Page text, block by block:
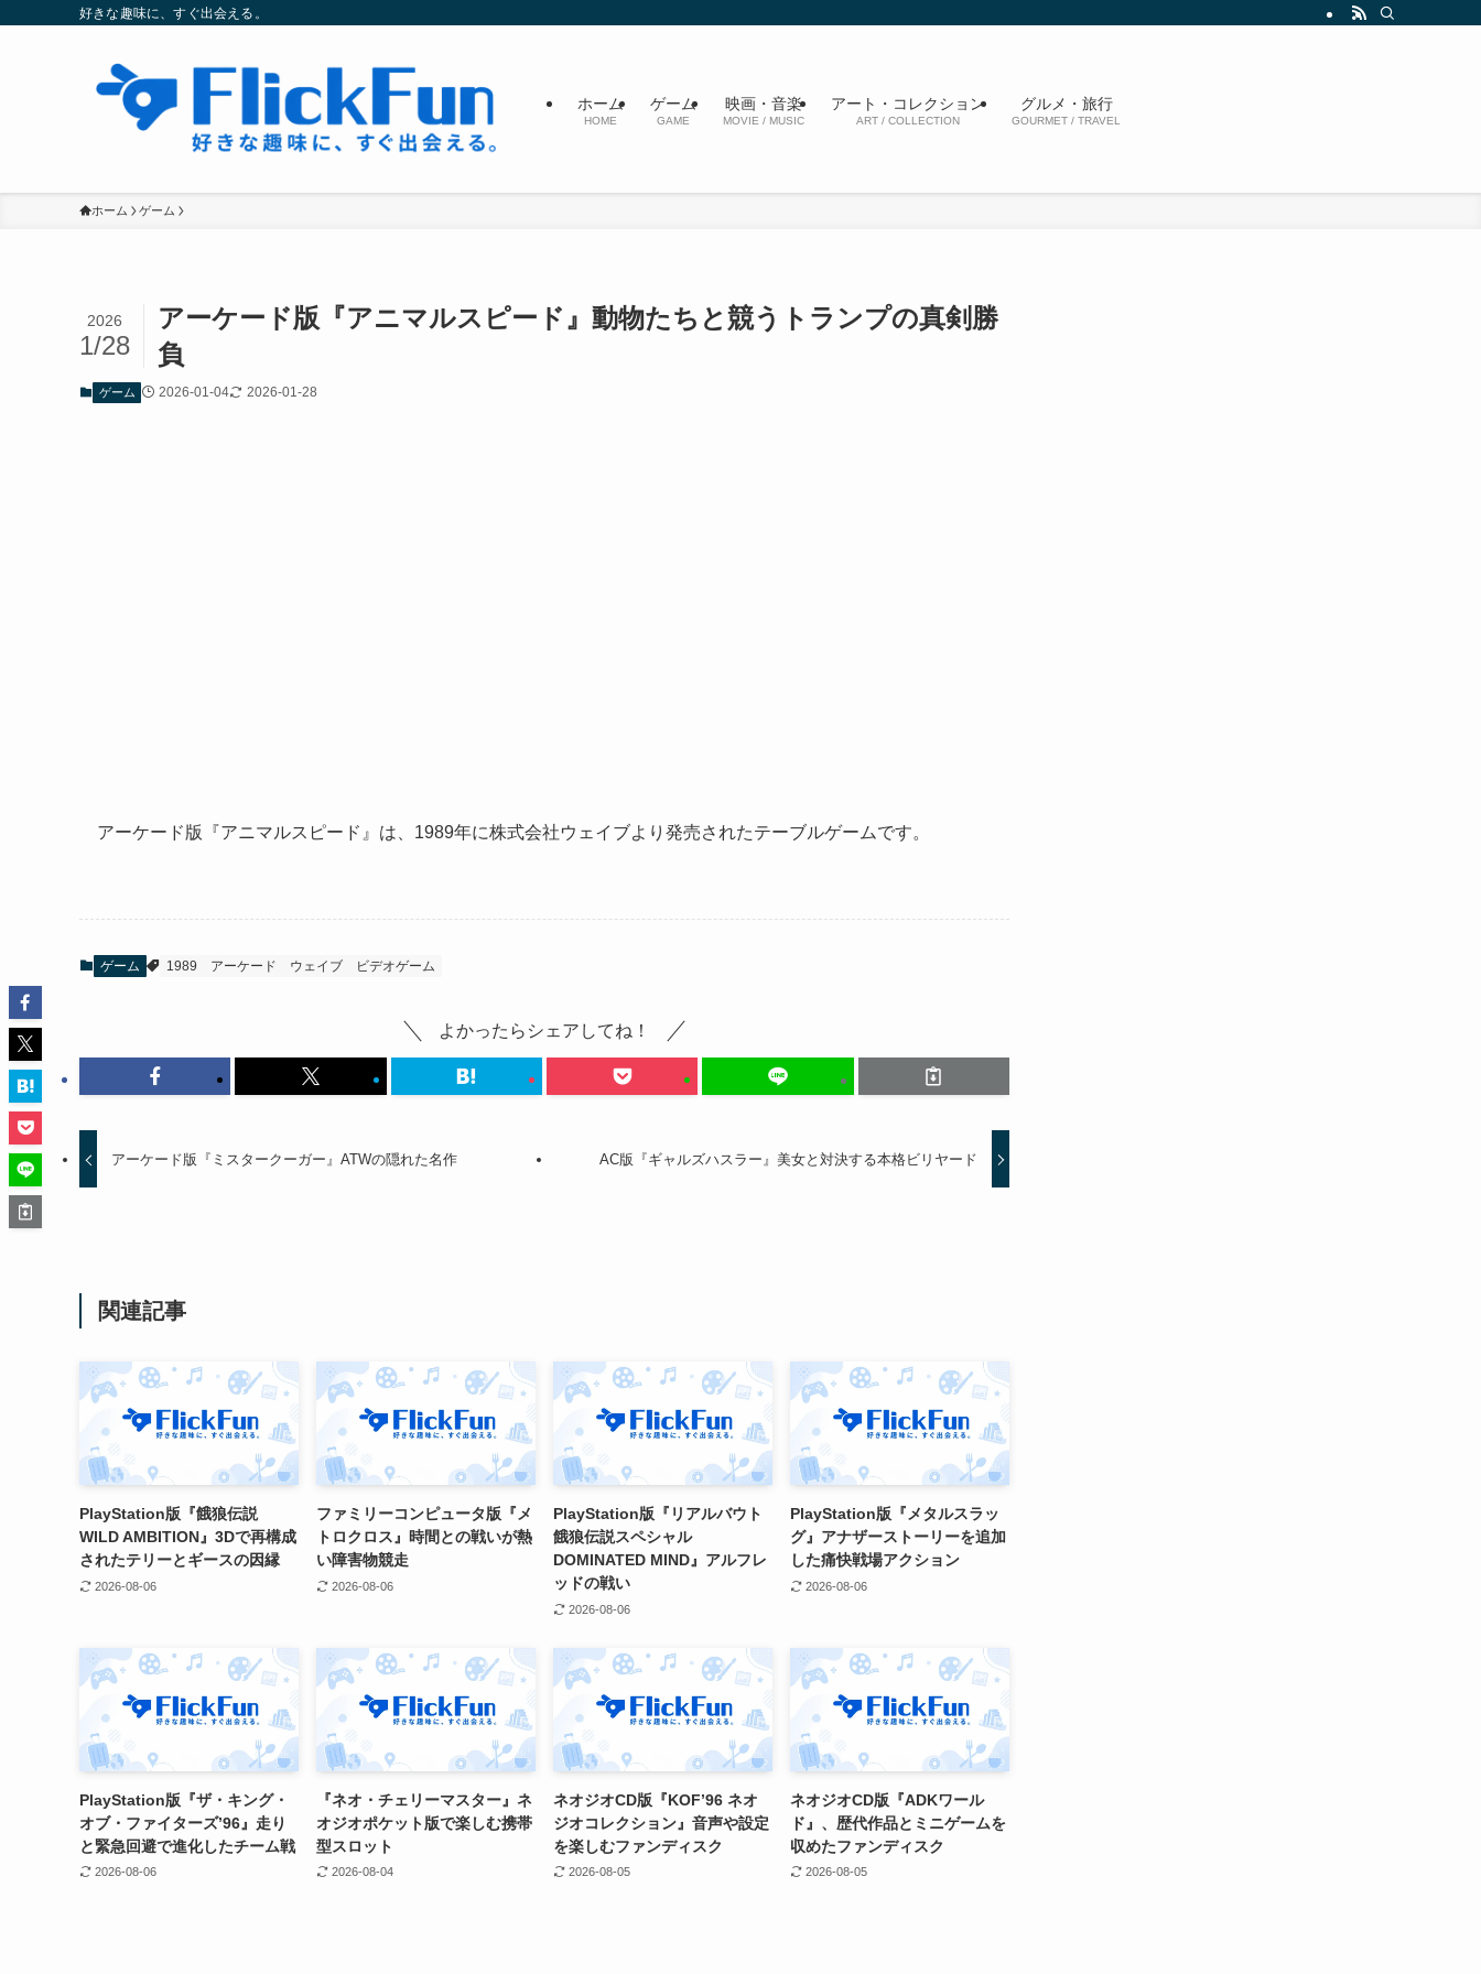
好きな趣味に、すぐ出会える。
ホーム
HOME
ゲーム
GAME
映画・音楽
MOVIE / MUSIC
アート・コレクション
ART / COLLECTION
グルメ・旅行
GOURMET / TRAVEL
ホーム ゲーム
アーケード版『アニマルスピード』動物たちと競うトランプの真剣勝
負
2026
1/28
ゲーム 2026-01-04 2026-01-28
アーケード版『アニマルスピード』は、1989年に株式会社ウェイブより発売されたテーブルゲームです。
ゲーム 1989 アーケード ウェイブ ビデオゲーム
よかったらシェアしてね！
アーケード版『ミスタークーガー』ATWの隠れた名作 AC版『ギャルズハスラー』美女と対決する本格ビリヤード
関連記事
PlayStation版『餓狼伝説
WILD AMBITION』3Dで再構成
されたテリーとギースの因縁
2026-08-06
ファミリーコンピュータ版『メ
トロクロス』時間との戦いが熱
い障害物競走
2026-08-06
PlayStation版『リアルバウト
餓狼伝説スペシャル
DOMINATED MIND』アルフレ
ッドの戦い
2026-08-06
PlayStation版『メタルスラッ
グ』アナザーストーリーを追加
した痛快戦場アクション
2026-08-06
PlayStation版『ザ・キング・
オブ・ファイターズ’96』走り
と緊急回避で進化したチーム戦
2026-08-06
『ネオ・チェリーマスター』ネ
オジオポケット版で楽しむ携帯
型スロット
2026-08-04
ネオジオCD版『KOF’96 ネオ
ジオコレクション』音声や設定
を楽しむファンディスク
2026-08-05
ネオジオCD版『ADKワール
ド』、歴代作品とミニゲームを
収めたファンディスク
2026-08-05